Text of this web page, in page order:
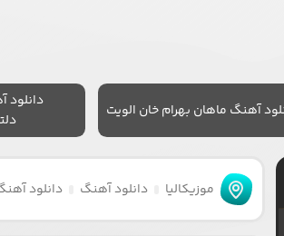
آهنگ ماهان بهرام خان الویت
دانلود
موزیکالیا دانلود آهنگ دانلود